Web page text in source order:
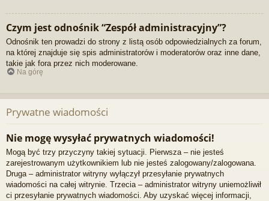
Czym jest odnośnik “Zespół administracyjny”?
Odnośnik ten prowadzi do strony z listą osób odpowiedzialnych za forum,
na której znajduje się spis administratorów i moderatorów oraz inne dane,
takie jak fora przez nich moderowane.
Na górę
Prywatne wiadomości
Nie mogę wysyłać prywatnych wiadomości!
Mogą być trzy przyczyny takiej sytuacji. Pierwsza – nie jesteś
zarejestrowanym użytkownikiem lub nie jesteś zalogowany/zalogowana.
Druga – administrator witryny wyłączył przesyłanie prywatnych
wiadomości na całej witrynie. Trzecia – administrator witryny uniemożliwił
ci przesyłanie prywatnych wiadomości. Aby uzyskać więcej informacji,